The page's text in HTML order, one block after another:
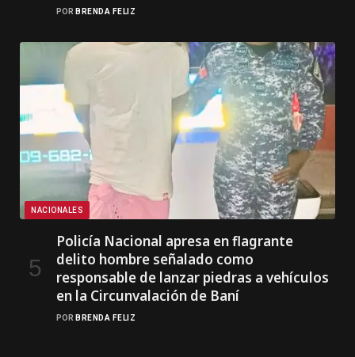
POR BRENDA FELIZ
NACIONALES
Policía Nacional apresa en flagrante
delito hombre señalado como
responsable de lanzar piedras a vehículos
en la Circunvalación de Baní
POR BRENDA FELIZ